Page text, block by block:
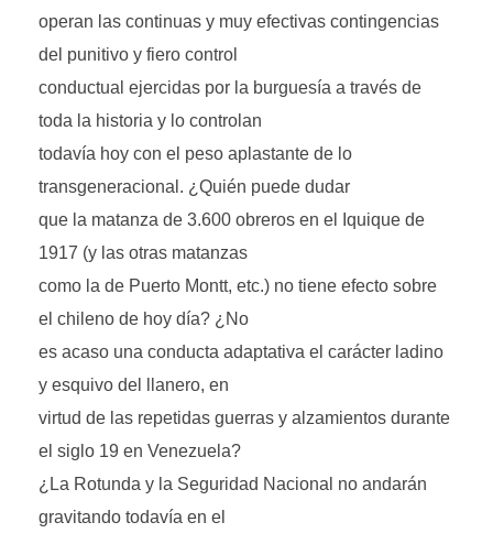
operan las continuas y muy efectivas contingencias
del punitivo y fiero control
conductual ejercidas por la burguesía a través de
toda la historia y lo controlan
todavía hoy con el peso aplastante de lo
transgeneracional. ¿Quién puede dudar
que la matanza de 3.600 obreros en el Iquique de
1917 (y las otras matanzas
como la de Puerto Montt, etc.) no tiene efecto sobre
el chileno de hoy día? ¿No
es acaso una conducta adaptativa el carácter ladino
y esquivo del llanero, en
virtud de las repetidas guerras y alzamientos durante
el siglo 19 en Venezuela?
¿La Rotunda y la Seguridad Nacional no andarán
gravitando todavía en el